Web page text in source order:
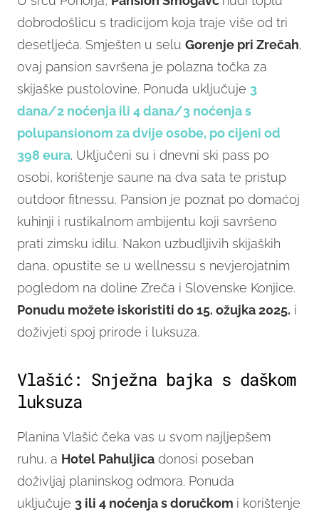
dobrodošlicu s tradicijom koja traje više od tri
desetljeća. Smješten u selu Gorenje pri Zrečah,
ovaj pansion savršena je polazna točka za
skijaške pustolovine. Ponuda uključuje 3
dana/2 noćenja ili 4 dana/3 noćenja s
polupansionom za dvije osobe, po cijeni od
398 eura. Uključeni su i dnevni ski pass po
osobi, korištenje saune na dva sata te pristup
outdoor fitnessu. Pansion je poznat po domaćoj
kuhinji i rustikalnom ambijentu koji savršeno
prati zimsku idilu. Nakon uzbudljivih skijaških
dana, opustite se u wellnessu s nevjerojatnim
pogledom na doline Zreča i Slovenske Konjice.
Ponudu možete iskoristiti do 15. ožujka 2025. i
doživjeti spoj prirode i luksuza.
Vlašić: Snježna bajka s daškom
luksuza
Planina Vlašić čeka vas u svom najljepšem
ruhu, a Hotel Pahuljica donosi poseban
doživljaj planinskog odmora. Ponuda
uključuje 3 ili 4 noćenja s doručkom i korištenje